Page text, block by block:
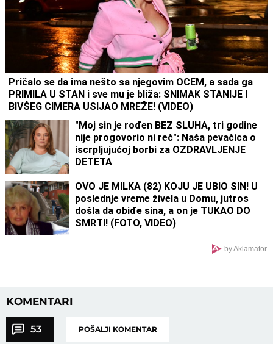
Pričalo se da ima nešto sa njegovim OCEM, a sada ga
PRIMILA U STAN i sve mu je bliža: SNIMAK STANIJE I
BIVŠEG CIMERA USIJAO MREŽE! (VIDEO)
"Moj sin je rođen BEZ SLUHA, tri godine
nije progovorio ni reč": Naša pevačica o
iscrpljujućoj borbi za OZDRAVLJENJE
DETETA
OVO JE MILKA (82) KOJU JE UBIO SIN! U
poslednje vreme živela u Domu, jutros
došla da obiđe sina, a on je TUKAO DO
SMRTI! (FOTO, VIDEO)
by Aklamator
KOMENTARI
53 POŠALJI KOMENTAR